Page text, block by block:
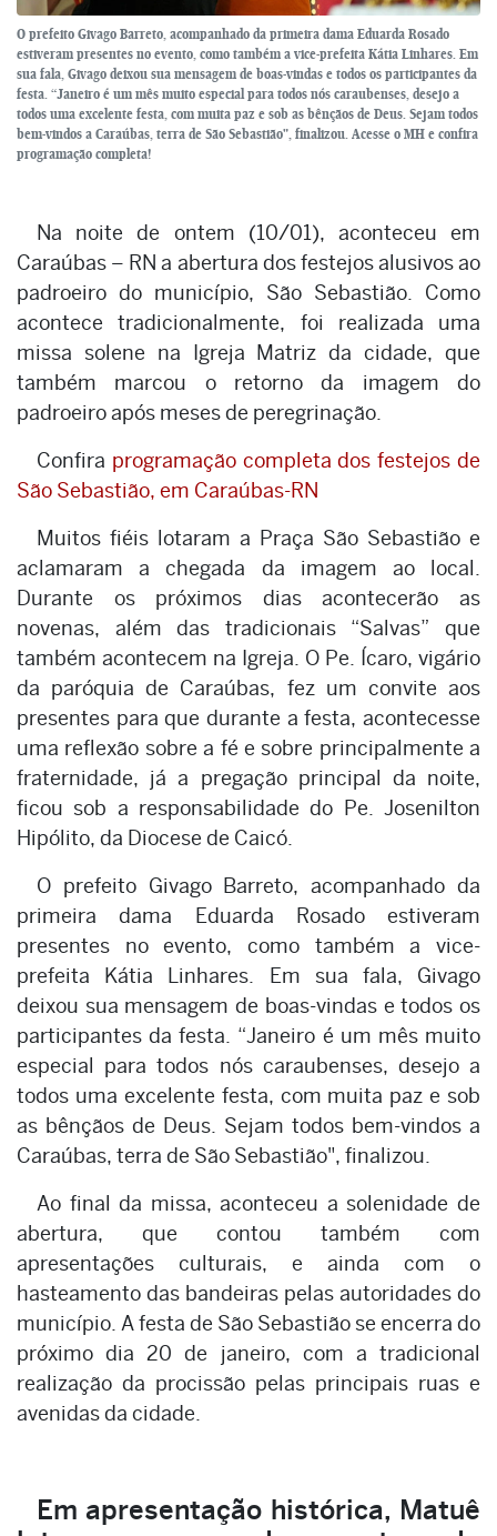
O prefeito Givago Barreto, acompanhado da primeira dama Eduarda Rosado
estiveram presentes no evento, como também a vice-prefeita Kátia Linhares. Em
sua fala, Givago deixou sua mensagem de boas-vindas e todos os participantes da
festa. “Janeiro é um mês muito especial para todos nós caraubenses, desejo a
todos uma excelente festa, com muita paz e sob as bênçãos de Deus. Sejam todos
bem-vindos a Caraúbas, terra de São Sebastião", finalizou. Acesse o MH e confira
programação completa!
Na noite de ontem (10/01), aconteceu em
Caraúbas – RN a abertura dos festejos alusivos ao
padroeiro do município, São Sebastião. Como
acontece tradicionalmente, foi realizada uma
missa solene na Igreja Matriz da cidade, que
também marcou o retorno da imagem do
padroeiro após meses de peregrinação.
Confira programação completa dos festejos de
São Sebastião, em Caraúbas-RN
Muitos fiéis lotaram a Praça São Sebastião e
aclamaram a chegada da imagem ao local.
Durante os próximos dias acontecerão as
novenas, além das tradicionais “Salvas” que
também acontecem na Igreja. O Pe. Ícaro, vigário
da paróquia de Caraúbas, fez um convite aos
presentes para que durante a festa, acontecesse
uma reflexão sobre a fé e sobre principalmente a
fraternidade, já a pregação principal da noite,
ficou sob a responsabilidade do Pe. Josenilton
Hipólito, da Diocese de Caicó.
O prefeito Givago Barreto, acompanhado da
primeira dama Eduarda Rosado estiveram
presentes no evento, como também a vice-
prefeita Kátia Linhares. Em sua fala, Givago
deixou sua mensagem de boas-vindas e todos os
participantes da festa. “Janeiro é um mês muito
especial para todos nós caraubenses, desejo a
todos uma excelente festa, com muita paz e sob
as bênçãos de Deus. Sejam todos bem-vindos a
Caraúbas, terra de São Sebastião", finalizou.
Ao final da missa, aconteceu a solenidade de
abertura, que contou também com
apresentações culturais, e ainda com o
hasteamento das bandeiras pelas autoridades do
município. A festa de São Sebastião se encerra do
próximo dia 20 de janeiro, com a tradicional
realização da procissão pelas principais ruas e
avenidas da cidade.
Em apresentação histórica, Matuê